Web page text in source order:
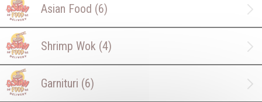
Asian Food (6)
Shrimp Wok (4)
Garnituri (6)